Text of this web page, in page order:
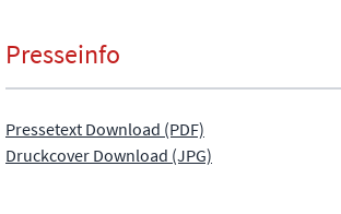
Presseinfo
Pressetext Download (PDF)
Druckcover Download (JPG)